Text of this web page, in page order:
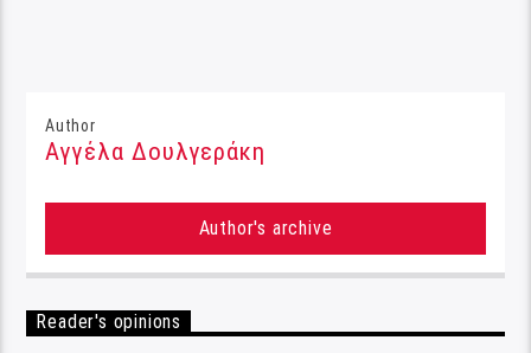
Author
Αγγέλα Δουλγεράκη
Author's archive
Reader's opinions